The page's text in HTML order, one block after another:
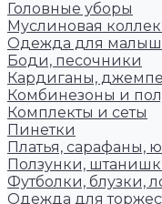
Головные уборы
Муслиновая
Одежда для
Боди, песочники
Кардиганы,
Комбинезоны и
Комплекты и сеты
Пинетки
Платья, сарафаны,
Ползунки,
Футболки, блузки,
Одежда для